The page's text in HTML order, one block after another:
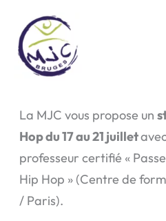
contenu
Stage été Hip
La MJC vous propose un
Hop du 17 au 21 juillet
professeur certifié «
Hip Hop » (Centre de
/ Paris).